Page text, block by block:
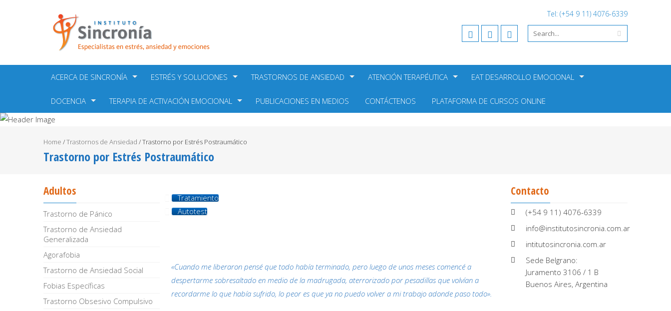
Tel: (+54 9 11) 4076-6339
ACERCA DE SINCRONÍA ESTRÉS Y SOLUCIONES TRASTORNOS DE ANSIEDAD ATENCIÓN TERAPÉUTICA EAT DESARROLLO EMOCIONAL
DOCENCIA TERAPIA DE ACTIVACIÓN EMOCIONAL PUBLICACIONES EN MEDIOS CONTÁCTENOS PLATAFORMA DE CURSOS ONLINE
Home /Trastornos de Ansiedad /Trastorno por Estrés Postraumático
Trastorno por Estrés Postraumático
Tratamiento
Autotest
«Cuando me liberaron pensé que todo había terminado, pero luego de unos meses comencé a
despertarme sobresaltado en medio de la madrugada, aterrorizado por pesadillas que volvían a
recordarme lo que había sufrido, lo peor es que ya no puedo volver a mi trabajo adonde paso todo».
Adultos
Trastorno de Pánico
Trastorno de Ansiedad
Generalizada
Agorafobia
Trastorno de Ansiedad Social
Fobias Específicas
Trastorno Obsesivo Compulsivo
Contacto
(+54 9 11) 4076-6339
info@institutosincronia.com.ar
intitutosincronia.com.ar
Sede Belgrano:
Juramento 3106 / 1 B
Buenos Aires, Argentina